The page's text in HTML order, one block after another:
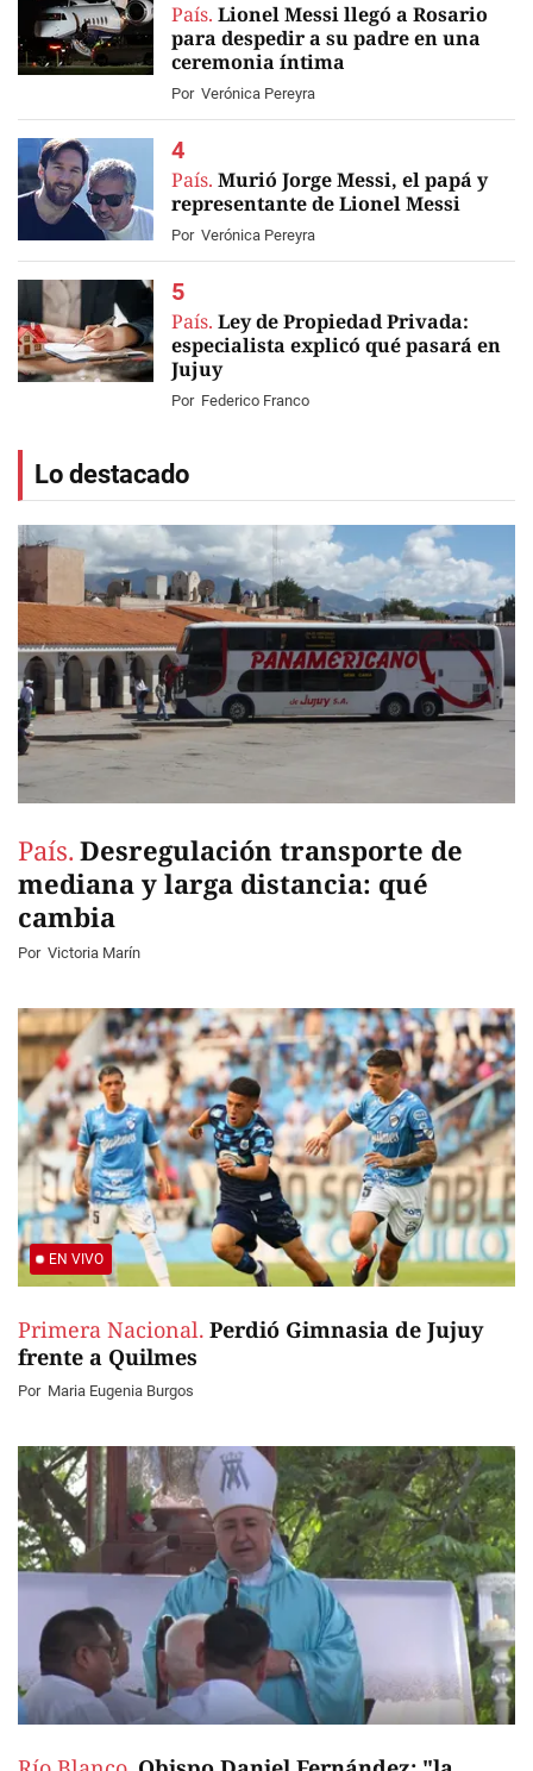
País. Lionel Messi llegó a Rosario
para despedir a su padre en una
ceremonia íntima
Por Verónica Pereyra
País. Murió Jorge Messi, el papá y
representante de Lionel Messi
Por Verónica Pereyra
País. Ley de Propiedad Privada:
especialista explicó qué pasará en
Jujuy
Por Federico Franco
Lo destacado
País. Desregulación transporte de
mediana y larga distancia: qué
cambia
Por Victoria Marín
EN VIVO
Primera Nacional. Perdió Gimnasia de Jujuy
frente a Quilmes
Por Maria Eugenia Burgos